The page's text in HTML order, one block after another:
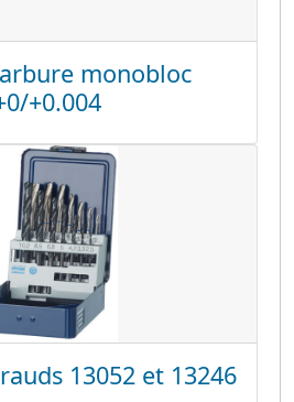
monobloc
+0.004
13052 et 13246